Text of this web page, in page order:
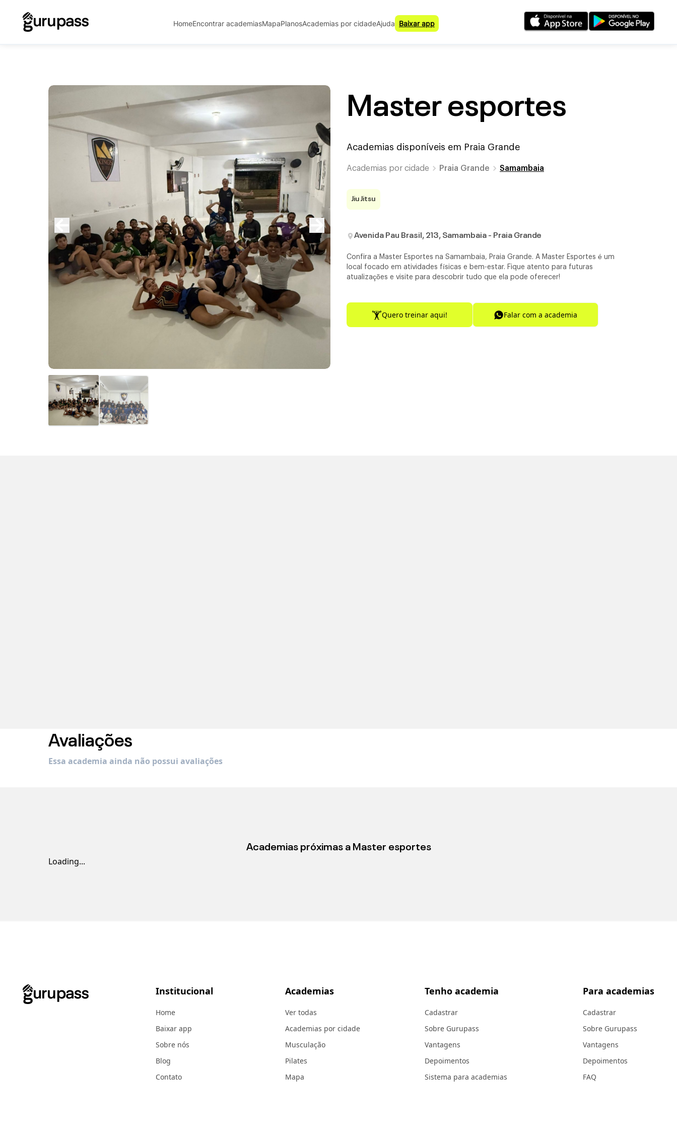
HomeEncontrar academiasMapaPlanosAcademias por cidadeAjuda Baixar app
Master esportes
Academias disponíveis em Praia Grande
Academias por cidade Praia Grande Samambaia
Jiu Jitsu
Avenida Pau Brasil, 213, Samambaia - Praia Grande
Confira a Master Esportes na Samambaia, Praia Grande. A Master Esportes é um
local focado em atividades físicas e bem-estar. Fique atento para futuras
atualizações e visite para descobrir tudo que ela pode oferecer!
Quero treinar aqui! Falar com a academia
Avaliações
Essa academia ainda não possui avaliações
Academias próximas a Master esportes
Loading...
Institucional
Home
Baixar app
Sobre nós
Blog
Contato
Academias
Ver todas
Academias por cidade
Musculação
Pilates
Mapa
Tenho academia
Cadastrar
Sobre Gurupass
Vantagens
Depoimentos
Sistema para academias
Para academias
Cadastrar
Sobre Gurupass
Vantagens
Depoimentos
FAQ